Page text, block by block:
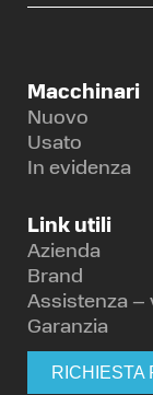
Macchinari
Nuovo
Usato
In evidenza
Link utili
Azienda
Brand
Assistenza –
Garanzia
RICHIESTA